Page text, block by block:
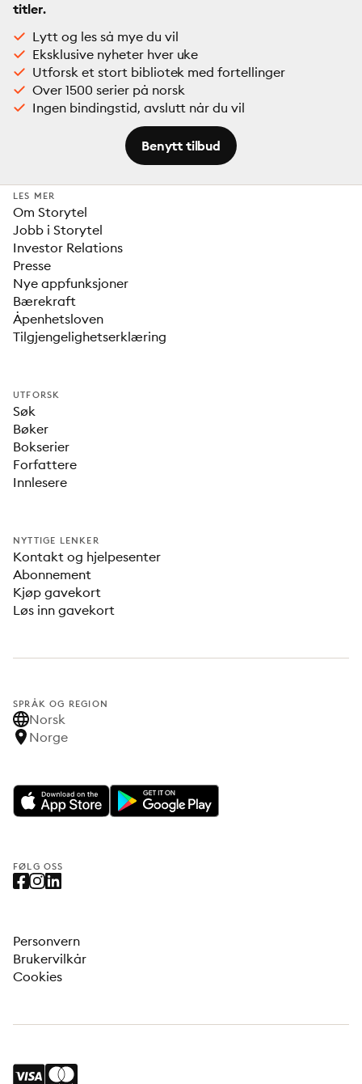
titler.
Lytt og les så mye du vil
Eksklusive nyheter hver uke
Utforsk et stort bibliotek med fortellinger
Over 1500 serier på norsk
Ingen bindingstid, avslutt når du vil
Benytt tilbud
LES MER
Om Storytel
Jobb i Storytel
Investor Relations
Presse
Nye appfunksjoner
Bærekraft
Åpenhetsloven
Tilgjengelighetserklæring
UTFORSK
Søk
Bøker
Bokserier
Forfattere
Innlesere
NYTTIGE LENKER
Kontakt og hjelpesenter
Abonnement
Kjøp gavekort
Løs inn gavekort
SPRÅK OG REGION
Norsk
Norge
FØLG OSS
Personvern
Brukervilkår
Cookies